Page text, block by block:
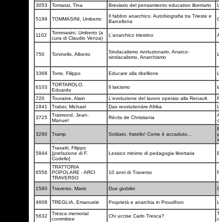
3053 Tomassi, Tina Breviario del pensamiento educativo libertario
5199 TOMMASINI, Umberto
Il fabbro anarchico. Autobiografia tra Trieste e
Barcellona
1102
Tommasini, Umberto (a
cura di Claudio Venza)
L'anarchico triestino
750 Toninello, Alberto
Sindacalismo rivoluzionario, Anarco-
sindacalismo, Anarchismo
3368 Torre, Filippo Educare alla ribellione
6103
TORTAROLO,
Edoardo
Il laicismo
720 Touraine, Alain L'evoluzione del lavoro operaio alla Renault
1841
Traber, Michael Das revolutionäre Afrika
3725
Traimond, Jean-
Manuel
Récits de Christiania
3290 Tramp Soldato, fratello! Come è accaduto...
5844
Trasatti, Filippo
[prefazione di F.
Codello]
Lessico minimo di pedagogia libertaria
6556
TRATTORIA
POPOLARE - ARCI
TRAVERSO
10 anni di Traverso
1560 Traverso, Mario Due giubilei
4608 TREGLIA, Emanuele Proprietà e anarchia in Proudhon
5632
Tresca memorial
committee
Chi uccise Carlo Tresca?